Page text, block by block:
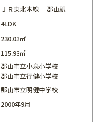
ＪＲ東北本線 郡山駅
4LDK
230.03㎡
115.93㎡
郡山市立小泉小学校
郡山市立行健小学校
郡山市立明健中学校
2000年9月